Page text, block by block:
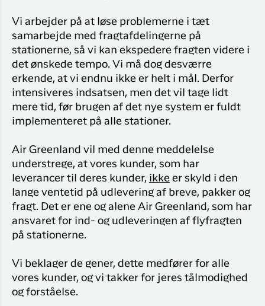
klubben
her.
Tilmeld dig Club Timmisa
Vi arbejder på at løse problemerne i tæt
samarbejde med fragtafdelingerne på
stationerne, så vi kan ekspedere fragten videre i
det ønskede tempo. Vi må dog desværre
erkende, at vi endnu ikke er helt i mål. Derfor
intensiveres indsatsen, men det vil tage lidt
mere tid, før brugen af det nye system er fuldt
implementeret på alle stationer.
Air Greenland vil med denne meddelelse
understrege, at vores kunder, som har
leverancer til deres kunder, ikke er skyld i den
lange ventetid på udlevering af breve, pakker og
fragt. Det er ene og alene Air Greenland, som har
ansvaret for ind- og udleveringen af flyfragten
på stationerne.
Vi beklager de gener, dette medfører for alle
vores kunder, og vi takker for jeres tålmodighed
og forståelse.